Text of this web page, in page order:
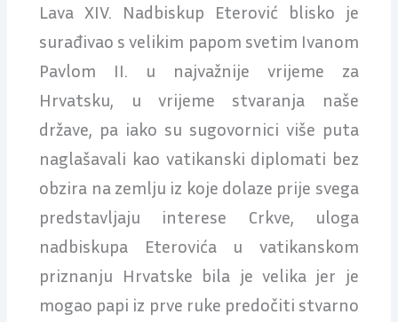
Lava XIV. Nadbiskup Eterović blisko je
surađivao s velikim papom svetim Ivanom
Pavlom II. u najvažnije vrijeme za
Hrvatsku, u vrijeme stvaranja naše
države, pa iako su sugovornici više puta
naglašavali kao vatikanski diplomati bez
obzira na zemlju iz koje dolaze prije svega
predstavljaju interese Crkve, uloga
nadbiskupa Eterovića u vatikanskom
priznanju Hrvatske bila je velika jer je
mogao papi iz prve ruke predočiti stvarno